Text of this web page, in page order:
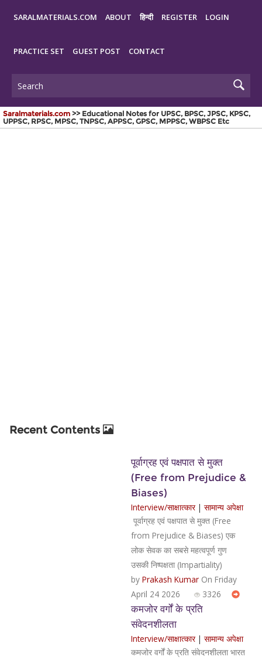
SARALMATERIALS.COM ABOUT हिन्दी REGISTER LOGIN
PRACTICE SET GUEST POST CONTACT
Saralmaterials.com >> Educational Notes for UPSC, BPSC, JPSC, KPSC,
UPPSC, RPSC, MPSC, TNPSC, APPSC, GPSC, MPPSC, WBPSC Etc
Recent Contents
पूर्वाग्रह एवं पक्षपात से मुक्त
(Free from Prejudice &
Biases)
Interview/साक्षात्कार| सामान्य अपेक्षा
पूर्वाग्रह एवं पक्षपात से मुक्त (Free
from Prejudice & Biases) एक
लोक सेवक का सबसे महत्वपूर्ण गुण
उसकी निष्पक्षता (Impartiality)
by Prakash KumarOn Friday
April 24 2026
3326
कमजोर वर्गों के प्रति
संवेदनशीलता
Interview/साक्षात्कार| सामान्य अपेक्षा
कमजोर वर्गों के प्रति संवेदनशीलता भारत